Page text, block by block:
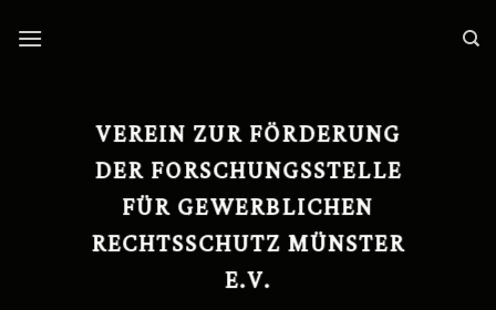
VEREIN ZUR FÖRDERUNG
DER FORSCHUNGSSTELLE
FÜR GEWERBLICHEN
RECHTSSCHUTZ MÜNSTER
E.V.